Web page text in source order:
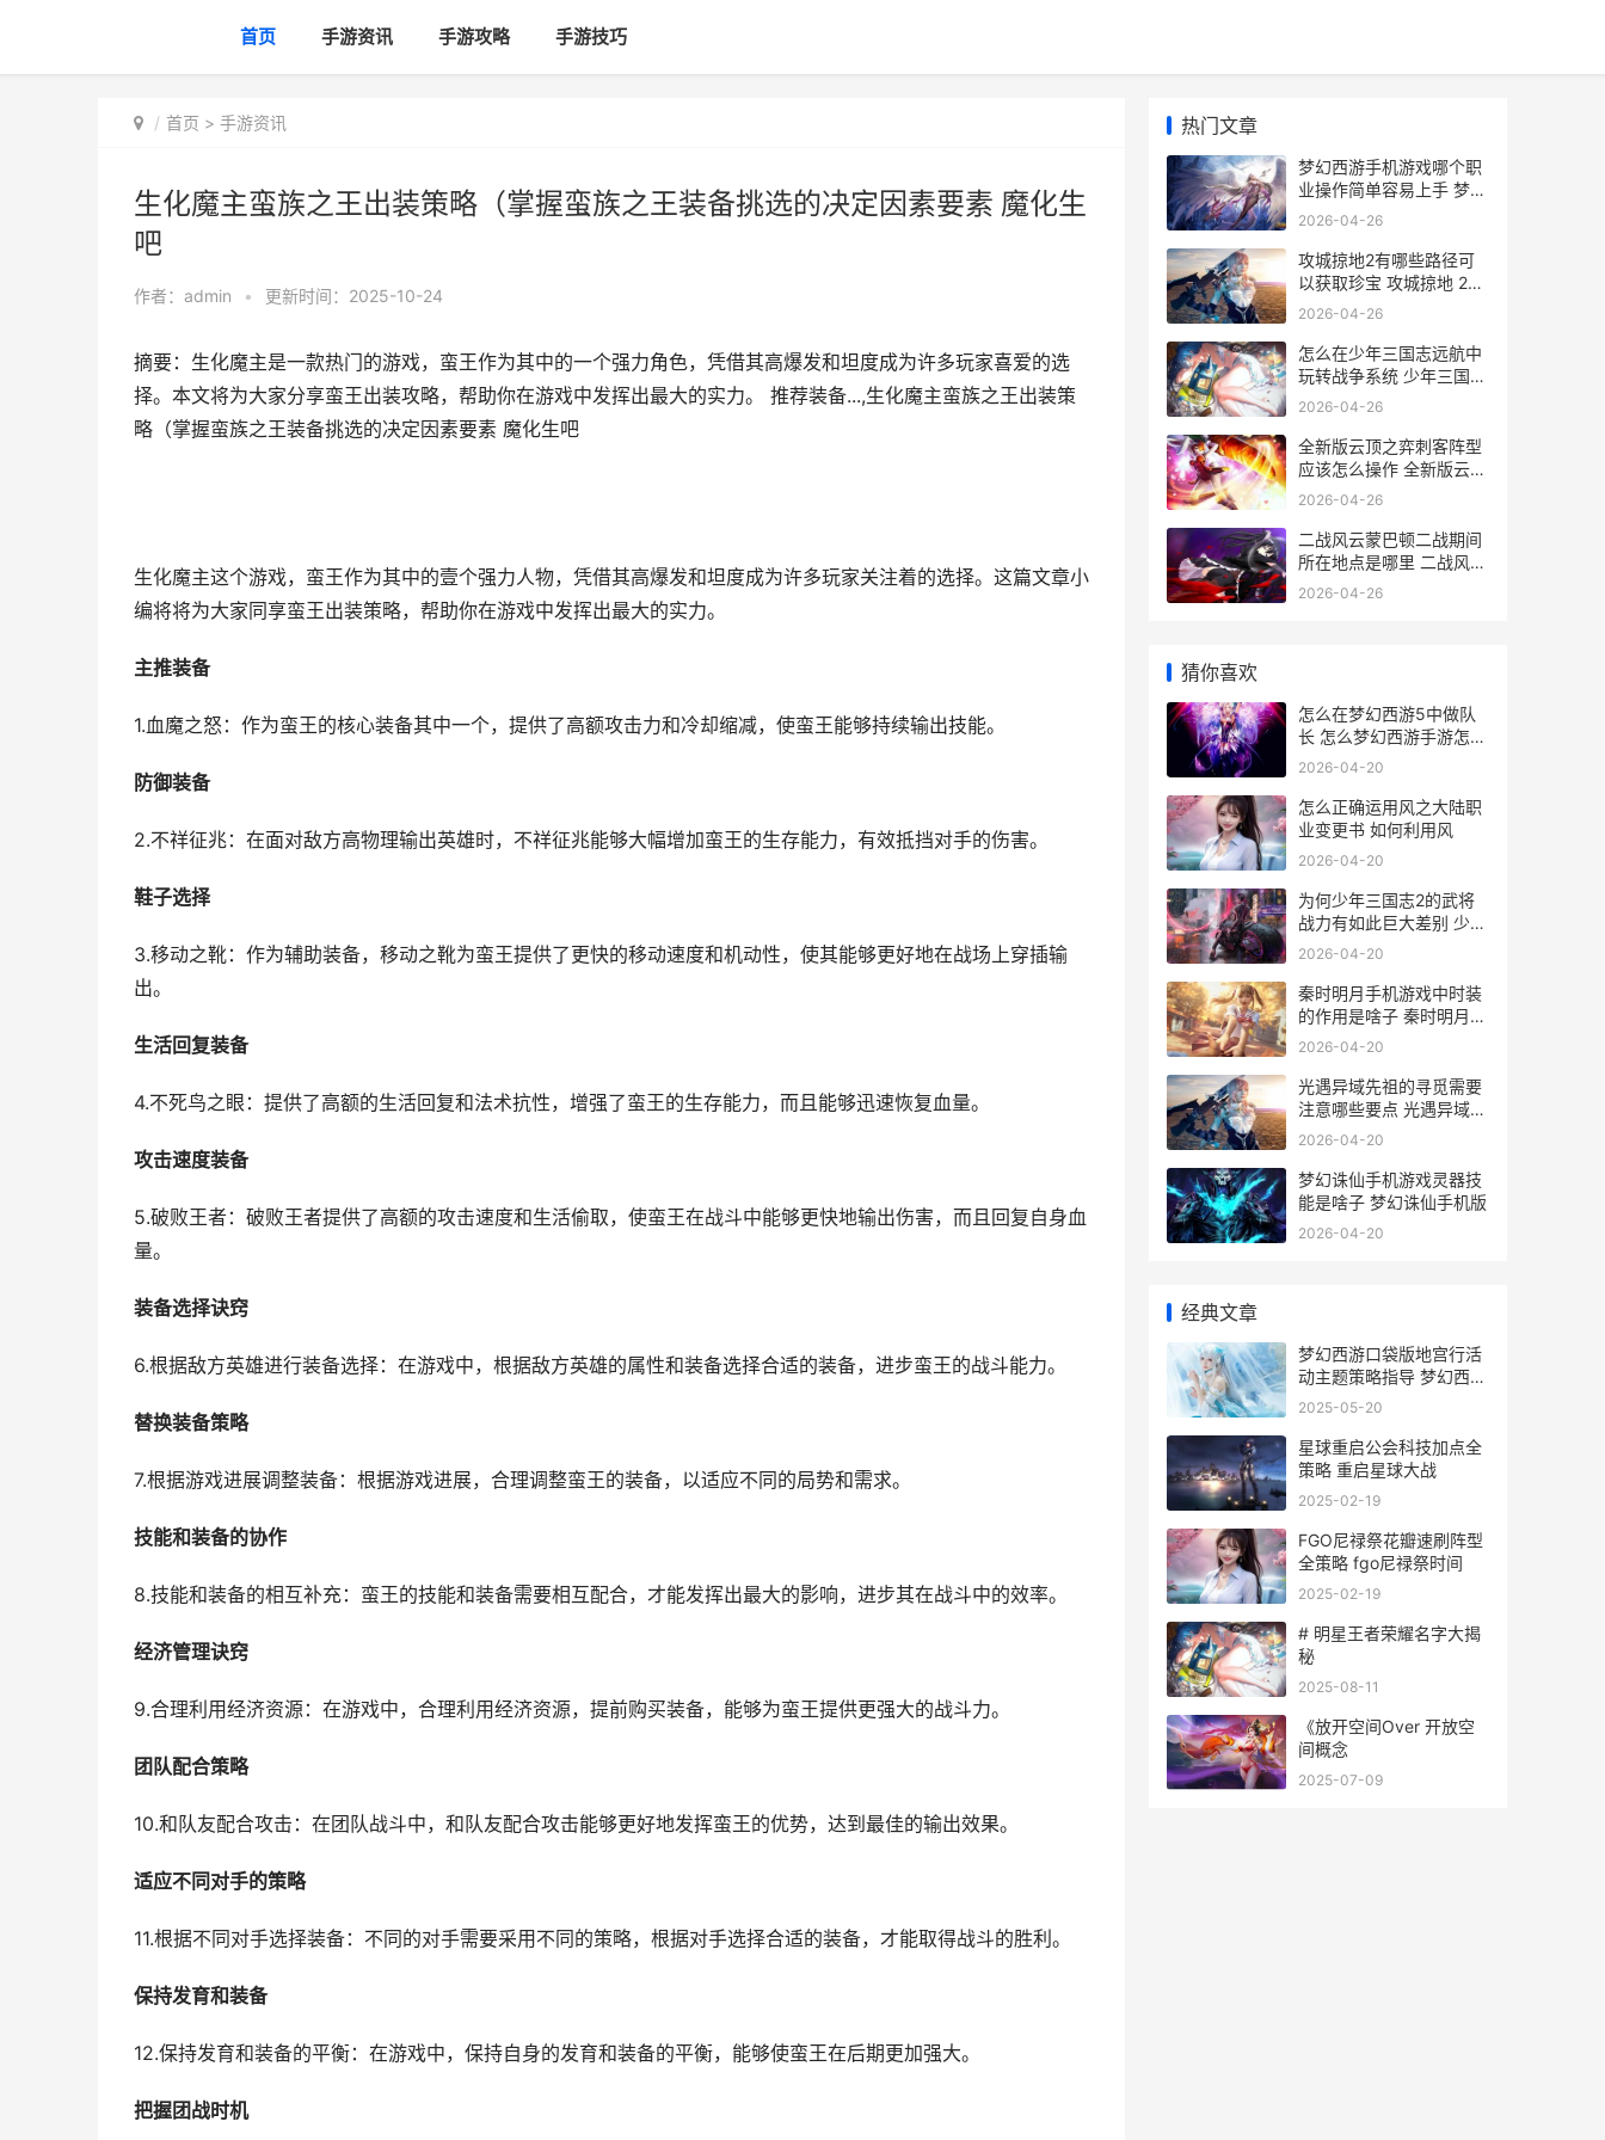
首页 手游资讯 手游攻略 手游技巧
首页 > 手游资讯
生化魔主蛮族之王出装策略（掌握蛮族之王装备挑选的决定因素要素 魔化生
吧
作者： admin • 更新时间：2025-10-24
摘要：生化魔主是一款热门的游戏，蛮王作为其中的一个强力角色，凭借其高爆发和坦度成为许多玩家喜爱的选
择。本文将为大家分享蛮王出装攻略，帮助你在游戏中发挥出最大的实力。 推荐装备...,生化魔主蛮族之王出装策
略（掌握蛮族之王装备挑选的决定因素要素 魔化生吧
生化魔主这个游戏，蛮王作为其中的壹个强力人物，凭借其高爆发和坦度成为许多玩家关注着的选择。这篇文章小
编将将为大家同享蛮王出装策略，帮助你在游戏中发挥出最大的实力。
主推装备
1.血魔之怒：作为蛮王的核心装备其中一个，提供了高额攻击力和冷却缩减，使蛮王能够持续输出技能。
防御装备
2.不祥征兆：在面对敌方高物理输出英雄时，不祥征兆能够大幅增加蛮王的生存能力，有效抵挡对手的伤害。
鞋子选择
3.移动之靴：作为辅助装备，移动之靴为蛮王提供了更快的移动速度和机动性，使其能够更好地在战场上穿插输
出。
生活回复装备
4.不死鸟之眼：提供了高额的生活回复和法术抗性，增强了蛮王的生存能力，而且能够迅速恢复血量。
攻击速度装备
5.破败王者：破败王者提供了高额的攻击速度和生活偷取，使蛮王在战斗中能够更快地输出伤害，而且回复自身血
量。
装备选择诀窍
6.根据敌方英雄进行装备选择：在游戏中，根据敌方英雄的属性和装备选择合适的装备，进步蛮王的战斗能力。
替换装备策略
7.根据游戏进展调整装备：根据游戏进展，合理调整蛮王的装备，以适应不同的局势和需求。
技能和装备的协作
8.技能和装备的相互补充：蛮王的技能和装备需要相互配合，才能发挥出最大的影响，进步其在战斗中的效率。
经济管理诀窍
9.合理利用经济资源：在游戏中，合理利用经济资源，提前购买装备，能够为蛮王提供更强大的战斗力。
团队配合策略
10.和队友配合攻击：在团队战斗中，和队友配合攻击能够更好地发挥蛮王的优势，达到最佳的输出效果。
适应不同对手的策略
11.根据不同对手选择装备：不同的对手需要采用不同的策略，根据对手选择合适的装备，才能取得战斗的胜利。
保持发育和装备
12.保持发育和装备的平衡：在游戏中，保持自身的发育和装备的平衡，能够使蛮王在后期更加强大。
把握团战时机
热门文章
梦幻西游手机游戏哪个职
业操作简单容易上手 梦幻
西游手机游苹果
2026-04-26
攻城掠地2有哪些路径可
以获取珍宝 攻城掠地 225
229
2026-04-26
怎么在少年三国志远航中
玩转战争系统 少年三国游
戏
2026-04-26
全新版云顶之弈刺客阵型
应该怎么操作 全新版云顶
之弈阵容推荐
2026-04-26
二战风云蒙巴顿二战期间
所在地点是哪里 二战风云
人物巴顿
2026-04-26
猜你喜欢
怎么在梦幻西游5中做队
长 怎么梦幻西游手游怎么
没角色了
2026-04-20
怎么正确运用风之大陆职
业变更书 如何利用风
2026-04-20
为何少年三国志2的武将
战力有如此巨大差别 少年
三国志越来越没意思了
2026-04-20
秦时明月手机游戏中时装
的作用是啥子 秦时明月手
游下载安卓版下载
2026-04-20
光遇异域先祖的寻觅需要
注意哪些要点 光遇异域先
祖斗篷价格
2026-04-20
梦幻诛仙手机游戏灵器技
能是啥子 梦幻诛仙手机版
2026-04-20
经典文章
梦幻西游口袋版地宫行活
动主题策略指导 梦幻西游
口袋版炼兽笼
2025-05-20
星球重启公会科技加点全
策略 重启星球大战
2025-02-19
FGO尼禄祭花瓣速刷阵型
全策略 fgo尼禄祭时间
2025-02-19
# 明星王者荣耀名字大揭
秘
2025-08-11
《放开空间Over 开放空
间概念
2025-07-09